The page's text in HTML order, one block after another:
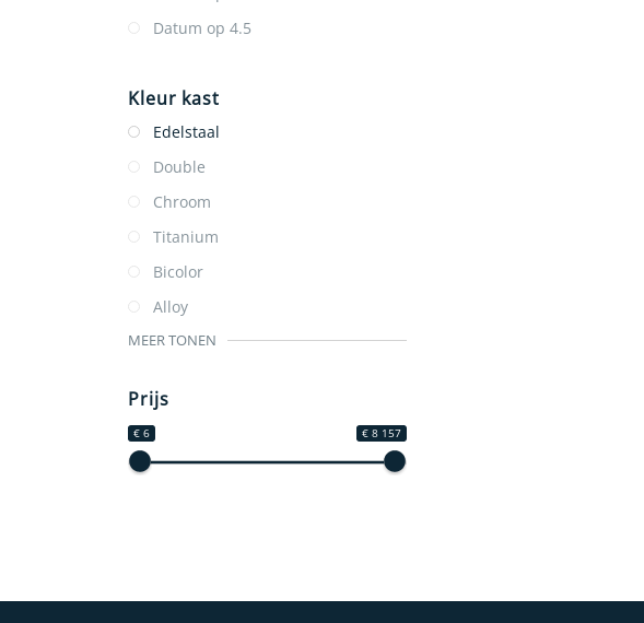
Datum op 4.5
Kleur kast
Edelstaal
Double
Chroom
Titanium
Bicolor
Alloy
MEER TONEN
Prijs
€ 6 € 8 157